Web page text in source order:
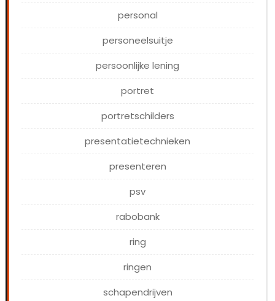
personal
personeelsuitje
persoonlijke lening
portret
portretschilders
presentatietechnieken
presenteren
psv
rabobank
ring
ringen
schapendrijven